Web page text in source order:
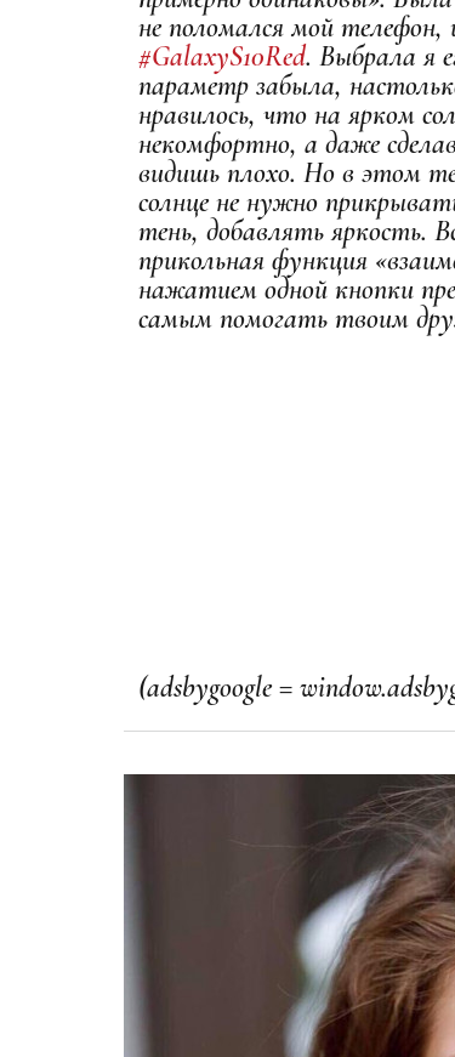
не поломался мой телефон,
#GalaxyS10Red. Выбрала я
параметр забыла,
нравилось, что на ярком
некомфортно, а даже
видишь плохо. Но в этом
солнце не нужно
тень, добавлять яркость.
прикольная функция
нажатием одной кнопки
самым помогать твоим